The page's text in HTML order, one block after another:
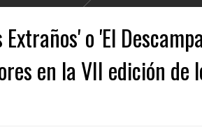
o 'El
en la VII edición de